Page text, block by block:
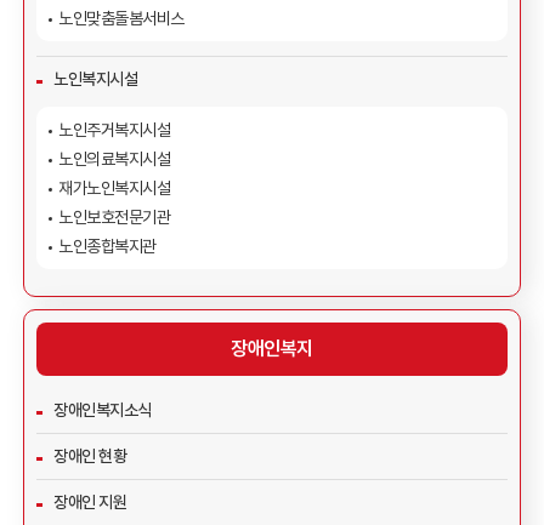
노인맞춤돌봄서비스
노인복지시설
노인주거복지시설
노인의료복지시설
재가노인복지시설
노인보호전문기관
노인종합복지관
장애인복지
장애인복지소식
장애인 현황
장애인 지원